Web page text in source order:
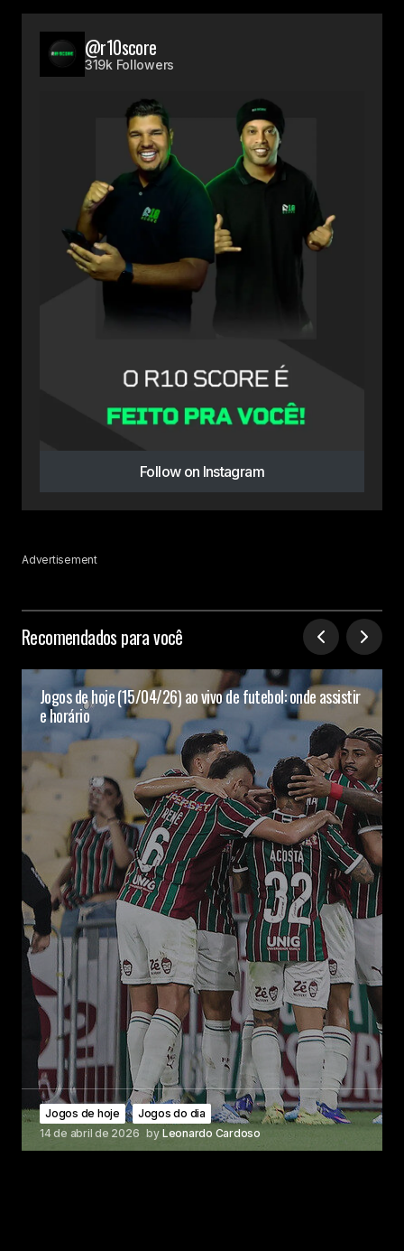
@r10score
319k Followers
Follow on Instagram
Advertisement
Recomendados para você
Jogos de hoje (15/04/26) ao vivo de futebol: onde assistir
e horário
Jogos de hoje
Jogos do dia
14 de abril de 2026 by Leonardo Cardoso